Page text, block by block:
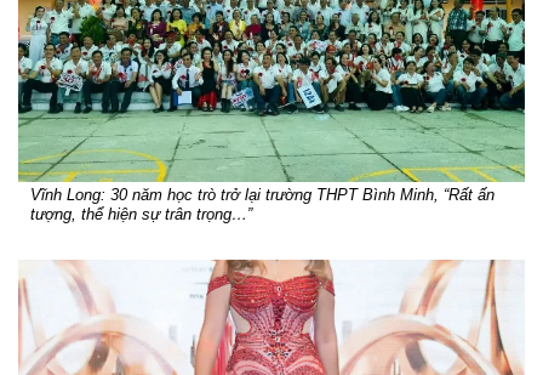
Vĩnh Long: 30 năm học trò trở lại trường THPT Bình Minh, “Rất ấn
tượng, thể hiện sự trân trọng…”